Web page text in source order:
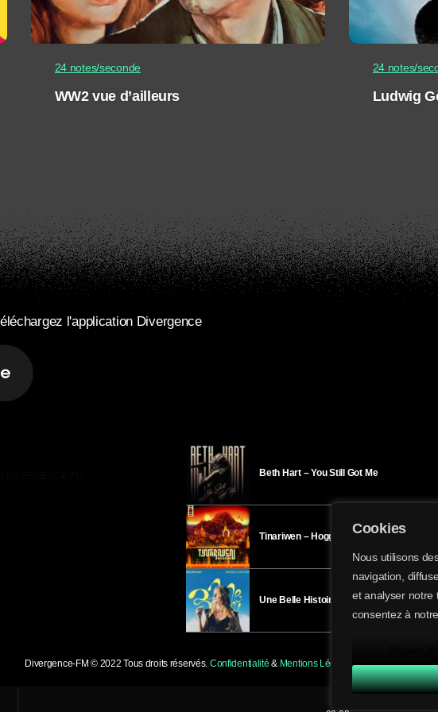
Cookies
Nous utilisons
navigation,
et analyser notre
consentez à
24 notes/seconde
WW2 vue d’ailleurs
24 notes/
Ludwig
l'application Divergence
Beth Hart – You Still Got Me
Tinariwen – Hoggar
Une Belle Histoire – Héloïse Bay
Divergence-FM © 2022 Tous droits réservés. Confidentialité & Mentions Légales.